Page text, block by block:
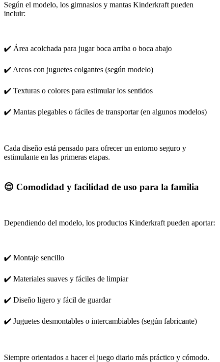
Según el modelo, los gimnasios y mantas Kinderkraft pueden
incluir:
✔️ Área acolchada para jugar boca arriba o boca abajo
✔️ Arcos con juguetes colgantes (según modelo)
✔️ Texturas o colores para estimular los sentidos
✔️ Mantas plegables o fáciles de transportar (en algunos modelos)
Cada diseño está pensado para ofrecer un entorno seguro y
estimulante en las primeras etapas.
😌 Comodidad y facilidad de uso para la familia
Dependiendo del modelo, los productos Kinderkraft pueden aportar:
✔️ Montaje sencillo
✔️ Materiales suaves y fáciles de limpiar
✔️ Diseño ligero y fácil de guardar
✔️ Juguetes desmontables o intercambiables (según fabricante)
Siempre orientados a hacer el juego diario más práctico y cómodo.